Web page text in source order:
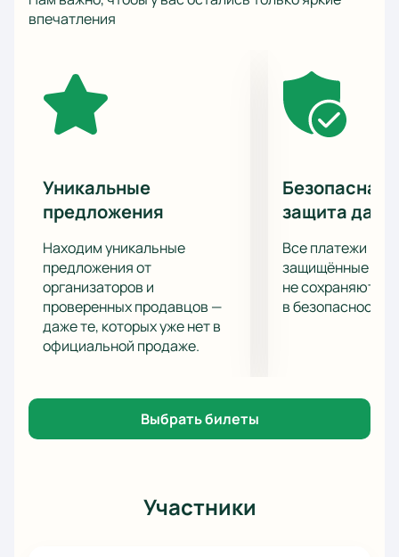
В розыгрышах Кубка Гагарина они встречались
пять раз, и четыре из них только за последние пять
«Авангард» забил 212 шайб, а «Салават» - 207.
Судьба и турнирная таблица их постоянно сводит
на катке и от того интереснее наблюдать за игрой
двух профессиональных клубов.
Восточной конференции и сыграно 58 игр и набрано
82 очка, а уфимцы пока находятся на четвертом
месте с 77 очками, но в запасе есть одна игра,
чтобы догнать или перегнать «Ястребов».
Не пропустите отличный матч между «Авангардом»
и «Салават Юлаевым»!
впечатления
Уникальные
предложения
Находим уникальные
предложения от
организаторов и
проверенных продавцов —
даже те, которых уже нет в
официальной продаже.
Безопасная
защита
Все платежи
защищённые
не сохраняются
в безопасности.
Выбрать билеты
Участники